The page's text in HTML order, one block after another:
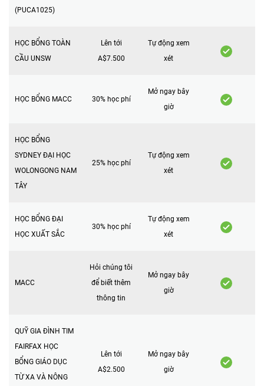
(PUCA1025)
HỌC BỔNG TOÀN
CẦU UNSW
Lên tới
A$7.500
Tự động xem
xét
HỌC BỔNG MACC 30% học phí
Mở ngay bây
giờ
HỌC BỔNG
SYDNEY ĐẠI HỌC
WOLONGONG NAM
TÂY
25% học phí
Tự động xem
xét
HỌC BỔNG ĐẠI
HỌC XUẤT SẮC
30% học phí
Tự động xem
xét
MACC
Hỏi chúng tôi
để biết thêm
thông tin
Mở ngay bây
giờ
QUỸ GIA ĐÌNH TIM
FAIRFAX HỌC
BỔNG GIÁO DỤC
TỪ XA VÀ NÔNG
Lên tới
A$2.500
Mở ngay bây
giờ